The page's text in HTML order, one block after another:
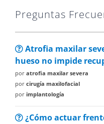
Preguntas
Atrofia maxilar
hueso no impide
por atrofia maxilar severa
por cirugía maxilofacial
por implantología
¿Cómo actuar